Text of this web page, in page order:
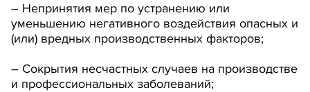
– Непринятия мер по устранению или
уменьшению негативного воздействия опасных и
(или) вредных производственных факторов;
– Сокрытия несчастных случаев на производстве
и профессиональных заболеваний;